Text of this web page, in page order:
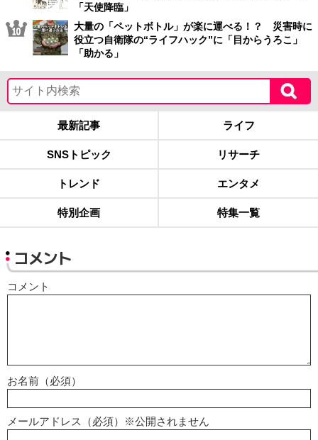
「天使降臨」
大量の「ペットボトル」が楽に運べる！？ 災害時に
役立つ自衛隊の“ライフハック”に「目からうろこ」
「助かる」
最新記事 ライフ
SNSトピック リサーチ
トレンド エンタメ
特別企画 特集一覧
コメント
コメント
お名前（必須）
メールアドレス（必須）※公開されません